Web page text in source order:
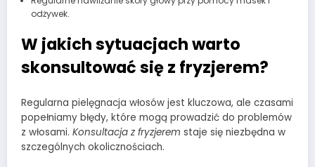
odżywek.
W jakich sytuacjach warto
skonsultować się z fryzjerem?
Regularna pielęgnacja włosów jest kluczowa, ale czasami
popełniamy błędy, które mogą prowadzić do problemów
z włosami. Konsultacja z fryzjerem staje się niezbędna w
szczególnych okolicznościach.